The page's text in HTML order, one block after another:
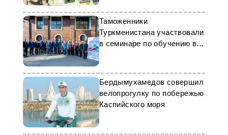
Таможенники
Туркменистана участвовали
в семинаре по обучению в
Казахстане
Бердымухамедов совершил
велопрогулку по побережью
Каспийского моря